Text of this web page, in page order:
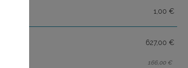
1,00 €
627,00 €
166,00 €